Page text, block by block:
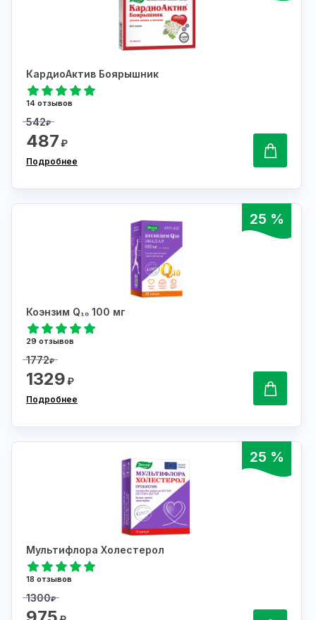
КардиоАктив Боярышник
14 отзывов
542₽
487₽
Подробнее
25 %
Коэнзим Q₁₀ 100 мг
29 отзывов
1772₽
1329₽
Подробнее
25 %
Мультифлора Холестерол
18 отзывов
1300₽